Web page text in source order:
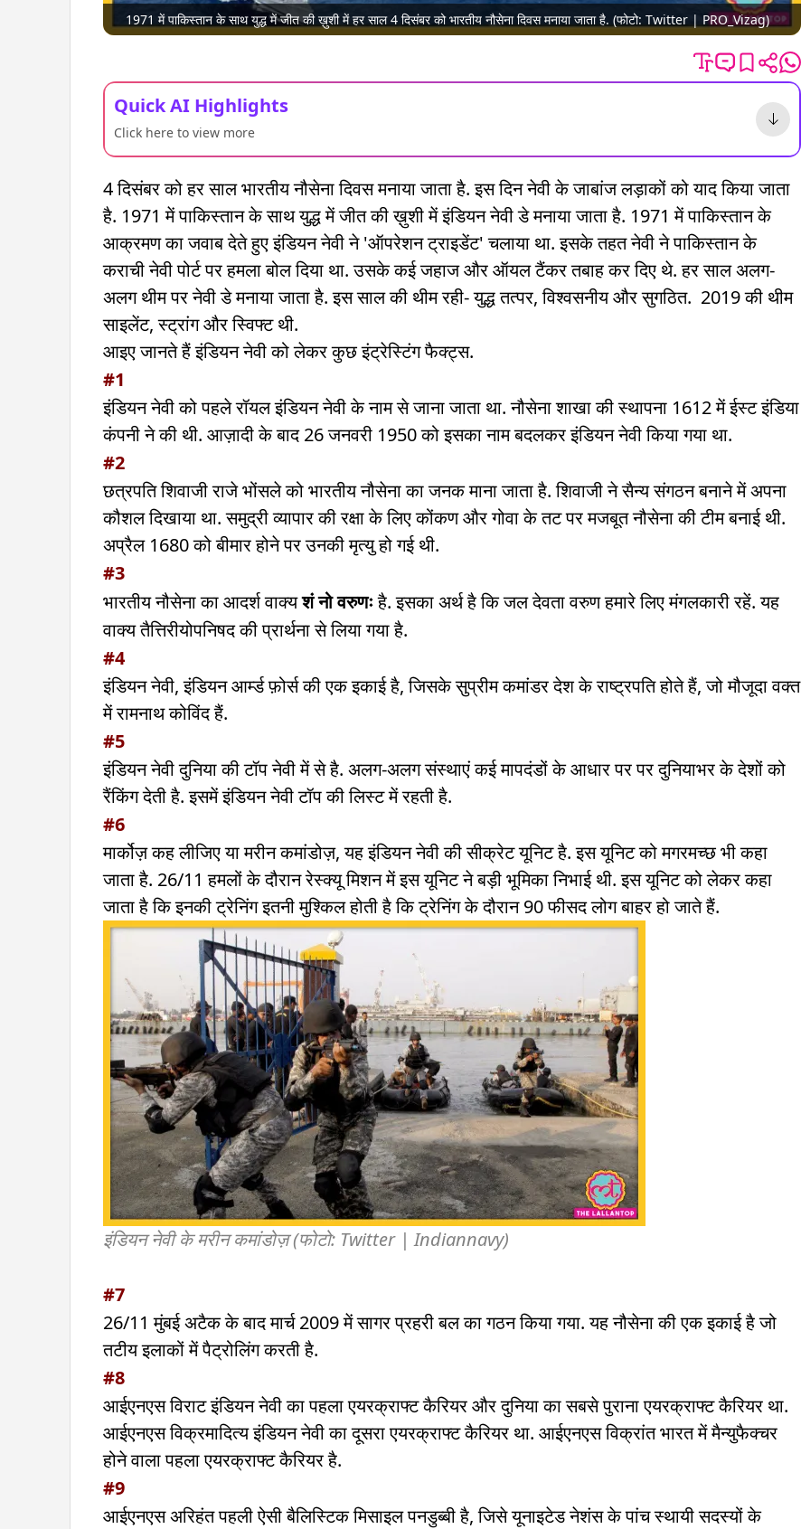
1971 में पाकिस्तान के साथ युद्ध में जीत की ख़ुशी में हर साल 4 दिसंबर को भारतीय नौसेना दिवस मनाया जाता है. (फोटो: Twitter | PRO_Vizag)
Quick AI Highlights
Click here to view more
4 दिसंबर को हर साल भारतीय नौसेना दिवस मनाया जाता है. इस दिन नेवी के जाबांज लड़ाकों को याद किया जाता
है. 1971 में पाकिस्तान के साथ युद्ध में जीत की ख़ुशी में इंडियन नेवी डे मनाया जाता है. 1971 में पाकिस्तान के
आक्रमण का जवाब देते हुए इंडियन नेवी ने 'ऑपरेशन ट्राइडेंट' चलाया था. इसके तहत नेवी ने पाकिस्तान के
कराची नेवी पोर्ट पर हमला बोल दिया था. उसके कई जहाज और ऑयल टैंकर तबाह कर दिए थे. हर साल अलग-
अलग थीम पर नेवी डे मनाया जाता है. इस साल की थीम रही- युद्ध तत्पर, विश्वसनीय और सुगठित. 2019 की थीम
साइलेंट, स्ट्रांग और स्विफ्ट थी.
आइए जानते हैं इंडियन नेवी को लेकर कुछ इंट्रेस्टिंग फैक्ट्स.
#1
इंडियन नेवी को पहले रॉयल इंडियन नेवी के नाम से जाना जाता था. नौसेना शाखा की स्थापना 1612 में ईस्ट इंडिया
कंपनी ने की थी. आज़ादी के बाद 26 जनवरी 1950 को इसका नाम बदलकर इंडियन नेवी किया गया था.
#2
छत्रपति शिवाजी राजे भोंसले को भारतीय नौसेना का जनक माना जाता है. शिवाजी ने सैन्य संगठन बनाने में अपना
कौशल दिखाया था. समुद्री व्यापार की रक्षा के लिए कोंकण और गोवा के तट पर मजबूत नौसेना की टीम बनाई थी.
अप्रैल 1680 को बीमार होने पर उनकी मृत्यु हो गई थी.
#3
भारतीय नौसेना का आदर्श वाक्यशं नो वरुणःहै. इसका अर्थ है कि जल देवता वरुण हमारे लिए मंगलकारी रहें. यह
वाक्य तैत्तिरीयोपनिषद की प्रार्थना से लिया गया है.
#4
इंडियन नेवी, इंडियन आर्म्ड फ़ोर्स की एक इकाई है, जिसके सुप्रीम कमांडर देश के राष्ट्रपति होते हैं, जो मौजूदा वक्त
में रामनाथ कोविंद हैं.
#5
इंडियन नेवी दुनिया की टॉप नेवी में से है. अलग-अलग संस्थाएं कई मापदंडों के आधार पर पर दुनियाभर के देशों को
रैंकिंग देती है. इसमें इंडियन नेवी टॉप की लिस्ट में रहती है.
#6
मार्कोज़ कह लीजिए या मरीन कमांडोज़, यह इंडियन नेवी की सीक्रेट यूनिट है. इस यूनिट को मगरमच्छ भी कहा
जाता है. 26/11 हमलों के दौरान रेस्क्यू मिशन में इस यूनिट ने बड़ी भूमिका निभाई थी. इस यूनिट को लेकर कहा
जाता है कि इनकी ट्रेनिंग इतनी मुश्किल होती है कि ट्रेनिंग के दौरान 90 फीसद लोग बाहर हो जाते हैं.
इंडियन नेवी के मरीन कमांडोज़ (फोटो: Twitter | Indiannavy)
#7
26/11 मुंबई अटैक के बाद मार्च 2009 में सागर प्रहरी बल का गठन किया गया. यह नौसेना की एक इकाई है जो
तटीय इलाकों में पैट्रोलिंग करती है.
#8
आईएनएस विराट इंडियन नेवी का पहला एयरक्राफ्ट कैरियर और दुनिया का सबसे पुराना एयरक्राफ्ट कैरियर था.
आईएनएस विक्रमादित्य इंडियन नेवी का दूसरा एयरक्राफ्ट कैरियर था. आईएनएस विक्रांत भारत में मैन्युफैक्चर
होने वाला पहला एयरक्राफ्ट कैरियर है.
#9
आईएनएस अरिहंत पहली ऐसी बैलिस्टिक मिसाइल पनडुब्बी है, जिसे यूनाइटेड नेशंस के पांच स्थायी सदस्यों के